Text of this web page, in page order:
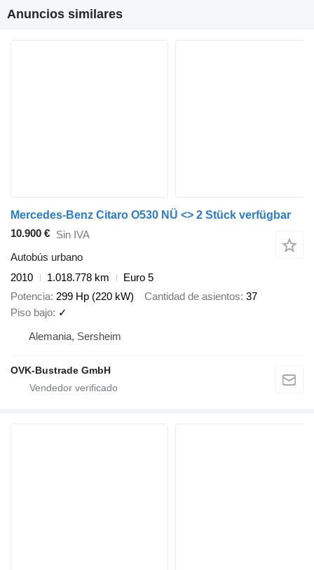
Anuncios similares
Mercedes-Benz Citaro O530 NÜ <> 2 Stück verfügbar
10.900 € Sin IVA
Autobús urbano
2010
1.018.778 km
Euro 5
Potencia 299 Hp (220 kW) Cantidad de asientos 37
Piso bajo ✓
Alemania, Sersheim
OVK-Bustrade GmbH